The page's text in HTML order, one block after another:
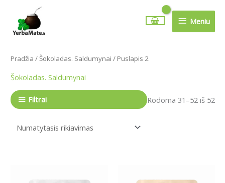
turinio
Meniu
Meniu
Pradžia /Šokoladas. Saldumynai / Puslapis 2
Šokoladas. Saldumynai
Filtrai Rodoma 31–52 iš 52